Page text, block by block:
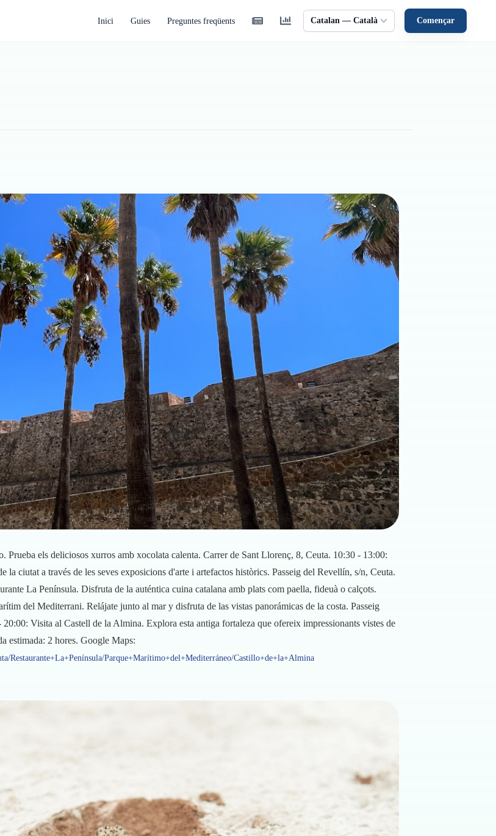
Inici Guies Preguntes freqüents Catalan — Català Començar
els deliciosos xurros amb xocolata calenta. Carrer de Sant Llorenç, 8, Ceuta. 10:30 - 13:00:
ciutat a través de les seves exposicions d'arte i artefactos històrics. Passeig del Revellín, s/n, Ceuta.
La Península. Disfruta de la auténtica cuina catalana amb plats com paella, fideuà o calçots.
del Mediterrani. Relájate junto al mar y disfruta de las vistas panorámicas de la costa. Passeig
Visita al Castell de la Almina. Explora esta antiga fortaleza que ofereix impressionants vistes de
estimada: 2 hores. Google Maps:
Restaurante+La+Península/Parque+Marítimo+del+Mediterráneo/Castillo+de+la+Almina